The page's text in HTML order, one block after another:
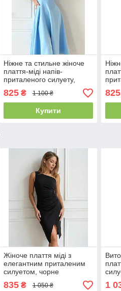
Ніжне та стильне жіноче
плаття-міді напів-
приталеного силуету,
блакитне
825₴ 1 100 ₴
Купити
825
Жіноче плаття міді з
елегантним приталеним
силуетом, чорне
835₴ 1 050 ₴ 1